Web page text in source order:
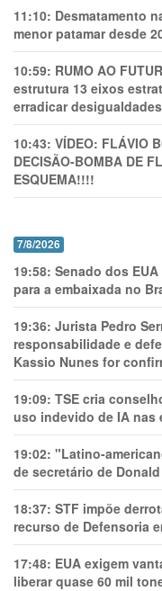
11:10: Desmatamento
menor patamar desde
10:59: RUMO AO
estrutura 13 eixos
erradicar
10:43: VÍDEO: FLÁVIO
DECISÃO-BOMBA DE
ESQUEMA!!!!
7/8/2026
19:58: Senado dos
para a embaixada no
19:36: Jurista Pedro
responsabilidade e
Kassio Nunes for
19:09: TSE cria
uso indevido de IA nas
19:02: "Latino-
de secretário de
18:37: STF impõe
recurso de Defensoria
17:48: EUA exigem
liberar quase 60 mil